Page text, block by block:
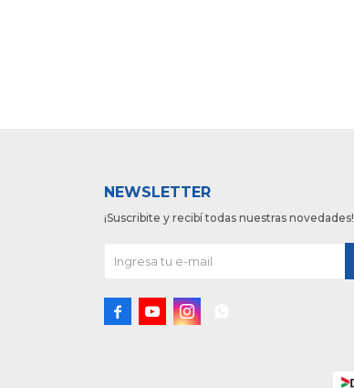
NEWSLETTER
¡Suscribite y recibí todas nuestras novedades!
  